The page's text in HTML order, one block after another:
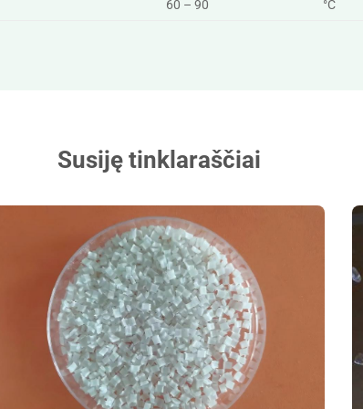
60 – 90 °C
Susiję tinklaraščiai
Low Moisture PA610 Mods 1.2% Absorption for